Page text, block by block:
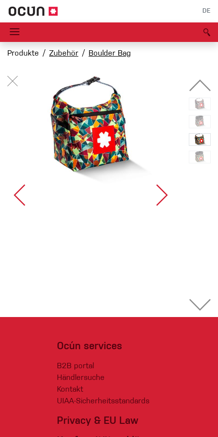
DE
Produkte Zubehör Boulder Bag
Ocún services
B2B portal
Händlersuche
Kontakt
UIAA-Sicherheitsstandards
Privacy & EU Law